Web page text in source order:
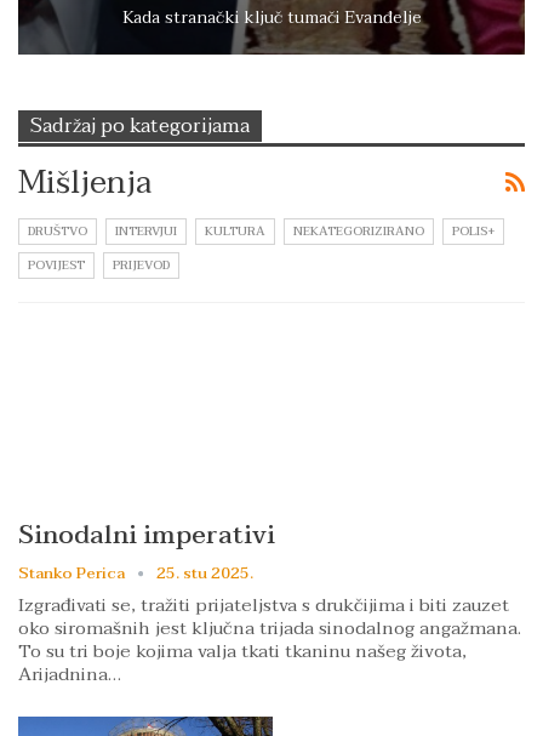
Kada stranački ključ tumači Evanđelje
Sadržaj po kategorijama
Mišljenja
DRUŠTVO INTERVJUI KULTURA NEKATEGORIZIRANO
POLIS+
POVIJEST
PRIJEVOD
Sinodalni imperativi
Stanko Perica 25. stu 2025.
Izgrađivati se, tražiti prijateljstva s drukčijima i biti zauzet
oko siromašnih jest ključna trijada sinodalnog angažmana.
To su tri boje kojima valja tkati tkaninu našeg života,
Arijadnina…